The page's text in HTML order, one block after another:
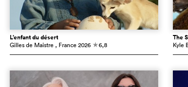
L’enfant du désert
Gilles de Maistre , France 2026 c6,8
The
Kyle